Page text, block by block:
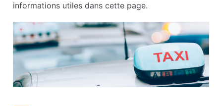
informations utiles dans cette page.